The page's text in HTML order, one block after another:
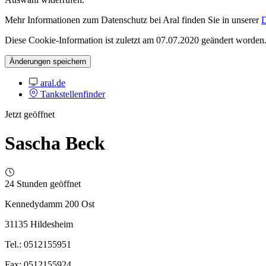
Mehr Informationen zum Datenschutz bei Aral finden Sie in unserer
Diese Cookie-Information ist zuletzt am 07.07.2020 geändert worden.
Änderungen speichern
aral.de
Tankstellenfinder
Jetzt geöffnet
Sascha Beck
24 Stunden geöffnet
Kennedydamm 200 Ost
31135 Hildesheim
Tel.: 0512155951